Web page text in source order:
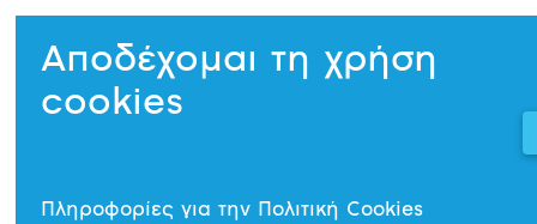
Αποδέχομαι τη χρήση
cookies
Πληροφορίες για την Πολιτική Cookies